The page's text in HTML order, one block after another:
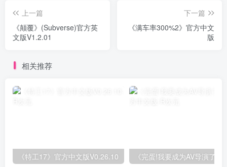
上一篇
《颠覆》(Subverse)官方英
文版V1.2.01
下一篇
《满车率300%2》官方中文
版
相关推荐
《特工17》官方中文版V0.26.10